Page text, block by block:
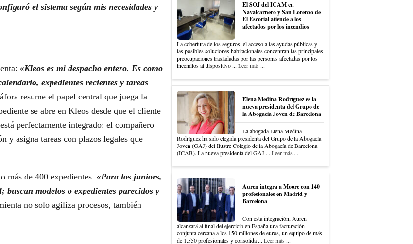
el sistema según mis necesidades y
«Kleos es mi despacho entero. Es como
expedientes recientes y tareas
resume el papel central que juega la
se abre en Kleos desde que el cliente
perfectamente integrado: el compañero
y asigna tareas con plazos legales que
más de 400 expedientes. «Para los juniors,
modelos o expedientes parecidos y
no solo agiliza procesos, también
El SOJ del ICAM en
Navalcarnero y San Lorenzo de
El Escorial atiende a los
afectados por los incendios
La cobertura de los seguros, el acceso a las ayudas públicas y
las posibles soluciones habitacionales concentran las principales
preocupaciones trasladadas por las personas afectadas por los
incendios al dispositivo ... Leer más ...
Elena Medina Rodríguez es la
nueva presidenta del Grupo de
la Abogacía Joven de Barcelona
La abogada Elena Medina
Rodríguez ha sido elegida presidenta del Grupo de la Abogacía
Joven (GAJ) del Ilustre Colegio de la Abogacía de Barcelona
(ICAB). La nueva presidenta del GAJ ... Leer más ...
Auren integra a Moore con 140
profesionales en Madrid y
Barcelona
Con esta integración, Auren
alcanzará al final del ejercicio en España una facturación
conjunta cercana a los 150 millones de euros, un equipo de más
de 1.550 profesionales y consolida ... Leer más ...